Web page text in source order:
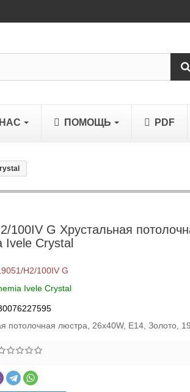
ПОМОЩЬ PDF
100IV G Хрустальная
Ivele Crystal
H2/100IV G
Ivele Crystal
потолочная люстра, 26x40W, E14, Золото,